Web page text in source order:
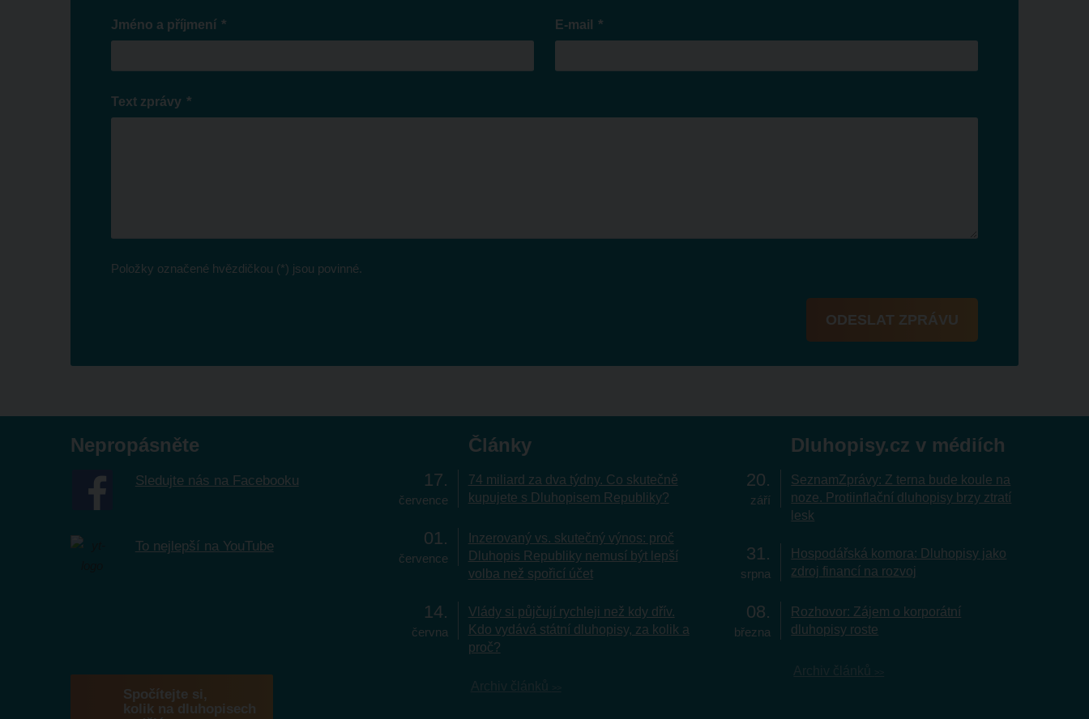
Jméno a příjmení * E-mail *
Text zprávy *
Položky označené hvězdičkou (*) jsou povinné.
ODESLAT ZPRÁVU
Nepropásněte
Sledujte nás na Facebooku
To nejlepší na YouTube
Spočítejte si,
kolik na dluhopisech
Články
17
července
74 miliard za dva týdny. Co skutečně
kupujete s Dluhopisem Republiky?
01
července
Inzerovaný vs. skutečný výnos: proč
Dluhopis Republiky nemusí být lepší
volba než spořicí účet
14
června
Vlády si půjčují rychleji než kdy dřív.
Kdo vydává státní dluhopisy, za kolik a
proč?
Dluhopisy.cz v médiích
20
září
SeznamZprávy: Z terna bude koule na
noze. Protiinflační dluhopisy brzy ztratí
lesk
31
srpna
Hospodářská komora: Dluhopisy jako
zdroj financí na rozvoj
08
března
Rozhovor: Zájem o korporátní
dluhopisy roste